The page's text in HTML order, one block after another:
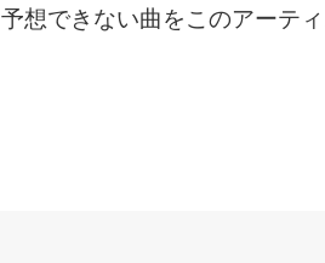
予想できない曲をこのアーテ